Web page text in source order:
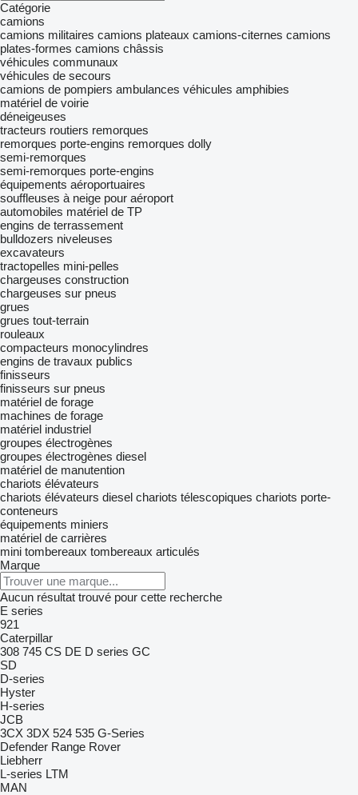
Catégorie
camions
camions militaires camions plateaux camions-citernes camions
plates-formes camions châssis
véhicules communaux
véhicules de secours
camions de pompiers ambulances véhicules amphibies
matériel de voirie
déneigeuses
tracteurs routiers remorques
remorques porte-engins remorques dolly
semi-remorques
semi-remorques porte-engins
équipements aéroportuaires
souffleuses à neige pour aéroport
automobiles matériel de TP
engins de terrassement
bulldozers niveleuses
excavateurs
tractopelles mini-pelles
chargeuses construction
chargeuses sur pneus
grues
grues tout-terrain
rouleaux
compacteurs monocylindres
engins de travaux publics
finisseurs
finisseurs sur pneus
matériel de forage
machines de forage
matériel industriel
groupes électrogènes
groupes électrogènes diesel
matériel de manutention
chariots élévateurs
chariots élévateurs diesel chariots télescopiques chariots porte-
conteneurs
équipements miniers
matériel de carrières
mini tombereaux tombereaux articulés
Marque
Aucun résultat trouvé pour cette recherche
E series
921
Caterpillar
308 745 CS DE D series GC
SD
D-series
Hyster
H-series
JCB
3CX 3DX 524 535 G-Series
Defender Range Rover
Liebherr
L-series LTM
MAN